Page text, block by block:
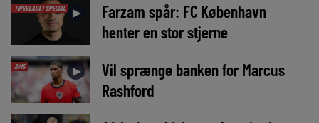
TIPSBLADET SPECIAL ►
Farzam spår: FC København
henter en stor stjerne
AVIS ►
Vil sprænge banken for Marcus
Rashford